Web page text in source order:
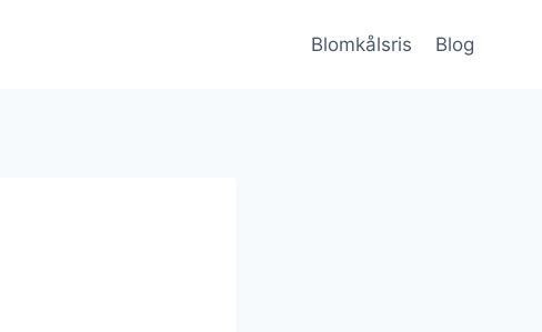
Blomkålsris Blog